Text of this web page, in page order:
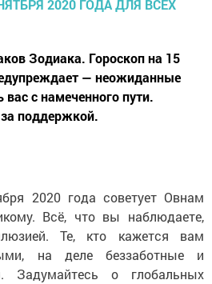
Зодиака. Гороскоп на 15
— неожиданные
с намеченного пути.
поддержкой.
2020 года советует Овнам
Всё, что вы наблюдаете,
Те, кто кажется вам
на деле беззаботные и
Задумайтесь о глобальных